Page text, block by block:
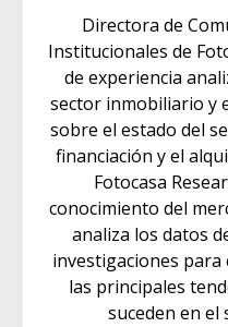
Directora de
Institucionales de
de experiencia
sector inmobiliario y
sobre el estado del
financiación y el
Fotocasa
conocimiento del
analiza los datos
investigaciones
las principales
suceden en